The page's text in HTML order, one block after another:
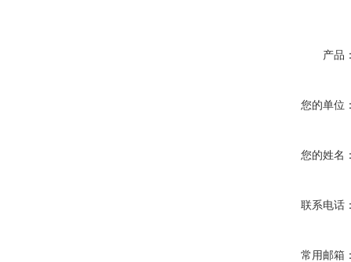
产品
您的单位
您的姓名
联系电话
常用邮箱